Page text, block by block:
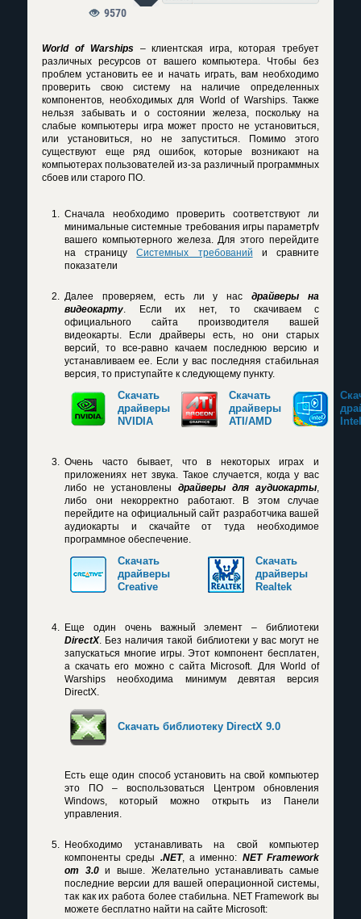
9570
World of Warships– клиентская игра, которая требует
различных ресурсов от вашего компьютера. Чтобы без
проблем установить ее и начать играть, вам необходимо
проверить свою систему на наличие определенных
компонентов, необходимых для World of Warships. Также
нельзя забывать и о состоянии железа, поскольку на
слабые компьютеры игра может просто не установиться,
или установиться, но не запуститься. Помимо этого
существуют еще ряд ошибок, которые возникают на
компьютерах пользователей из-за различный программных
сбоев или старого ПО.
Сначала необходимо проверить соответствуют ли
минимальные системные требования игры параметрfv
вашего компьютерного железа. Для этого перейдите
на страницуСистемных требований и сравните
показатели
Далее проверяем, есть ли у насдрайверы на
видеокарту . Если их нет, то скачиваем с
официального сайта производителя вашей
видеокарты. Если драйверы есть, но они старых
версий, то все-равно качаем последнюю версию и
устанавливаем ее. Если у вас последняя стабильная
версия, то приступайте к следующему пункту.
Скачать
драйверы
NVIDIA
Скачать
драйверы
ATI/AMD
Intel
Очень часто бывает, что в некоторых играх и
приложениях нет звука. Такое случается, когда у вас
либо не установлены драйверы для аудиокарты
либо они некорректно работают. В этом случае
перейдите на официальный сайт разработчика вашей
аудиокарты и скачайте от туда необходимое
программное обеспечение.
Скачать
драйверы
Creative
Скачать
драйверы
Realtek
Еще один очень важный элемент – библиотеки
DirectX. Без наличия такой библиотеки у вас могут не
запускаться многие игры. Этот компонент бесплатен,
а скачать его можно с сайта Microsoft. Для World of
Warships необходима минимум девятая версия
DirectX.
Скачать библиотеку DirectX 9.0
Есть еще один способ установить на свой компьютер
это ПО – воспользоваться Центром обновления
Windows, который можно открыть из Панели
управления.
Необходимо устанавливать на свой компьютер
компоненты среды .NET, а именно: NET Framework
от 3.0и выше. Желательно устанавливать самые
последние версии для вашей операционной системы,
так как их работа более стабильна. NET Framework вы
можете бесплатно найти на сайте Microsoft: